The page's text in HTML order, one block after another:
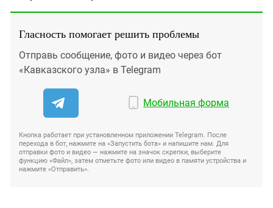
Гласность помогает решить проблемы
Отправь сообщение, фото и видео через бот
«Кавказского узла» в Telegram
Мобильная форма
Кнопка работает при установленном приложении Telegram. После
перехода в бот, нажмите на «Запустить бота» и напишите нам. Для
отправки фото и видео — нажмите на значок скрепки, выберите
функцию «Файл», затем отметьте фото или видео в памяти устройства и
нажмите «Отправить».